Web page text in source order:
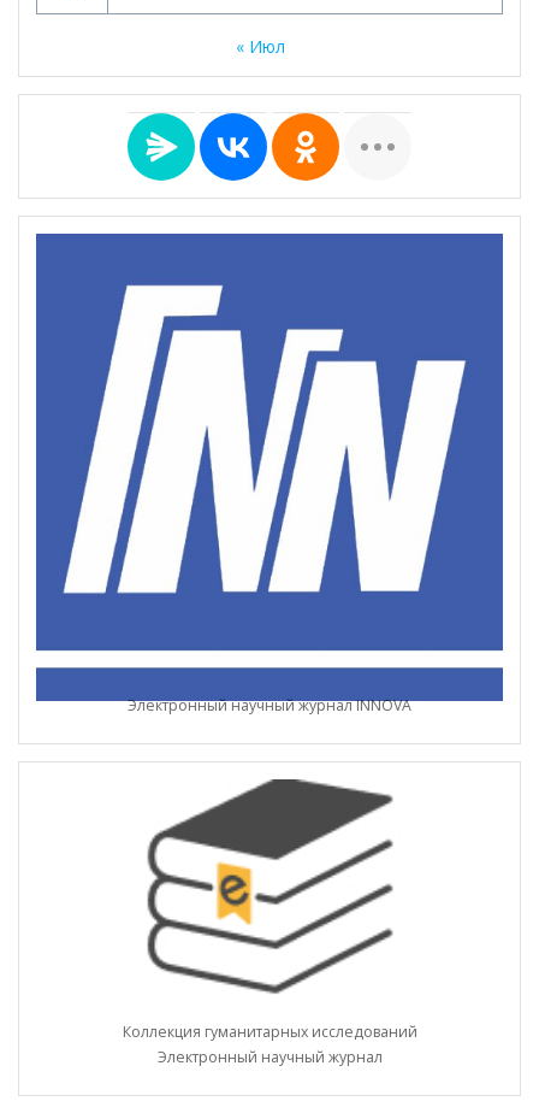
« Июл
Электронный научный журнал INNOVA
Коллекция гуманитарных исследований
Электронный научный журнал